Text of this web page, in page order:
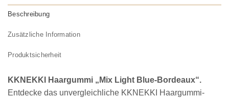
Beschreibung
Zusätzliche Information
Produktsicherheit
KKNEKKI Haargummi „Mix Light Blue-Bordeaux“.
Entdecke das unvergleichliche KKNEKKI Haargummi-